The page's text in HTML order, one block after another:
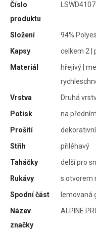
Číslo
produktu
Složení
94%
Kapsy
celkem 2 |
Materiál
hřejivý |
Vrstva
Druhá
Potisk
na
Prošití
dekorativní
Střih
přiléhavý
Taháčky
delší pro
Rukávy
s otvorem
Spodní část
lemovaná
Název
značky
ALPINE